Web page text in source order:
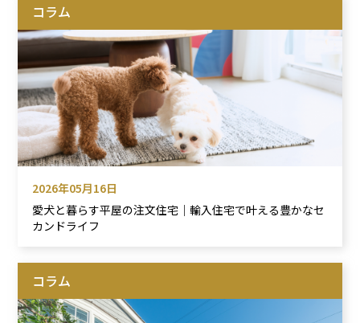
コラム
2026年05月16日
愛犬と暮らす平屋の注文住宅｜輸入住宅で叶える豊かなセ
カンドライフ
コラム